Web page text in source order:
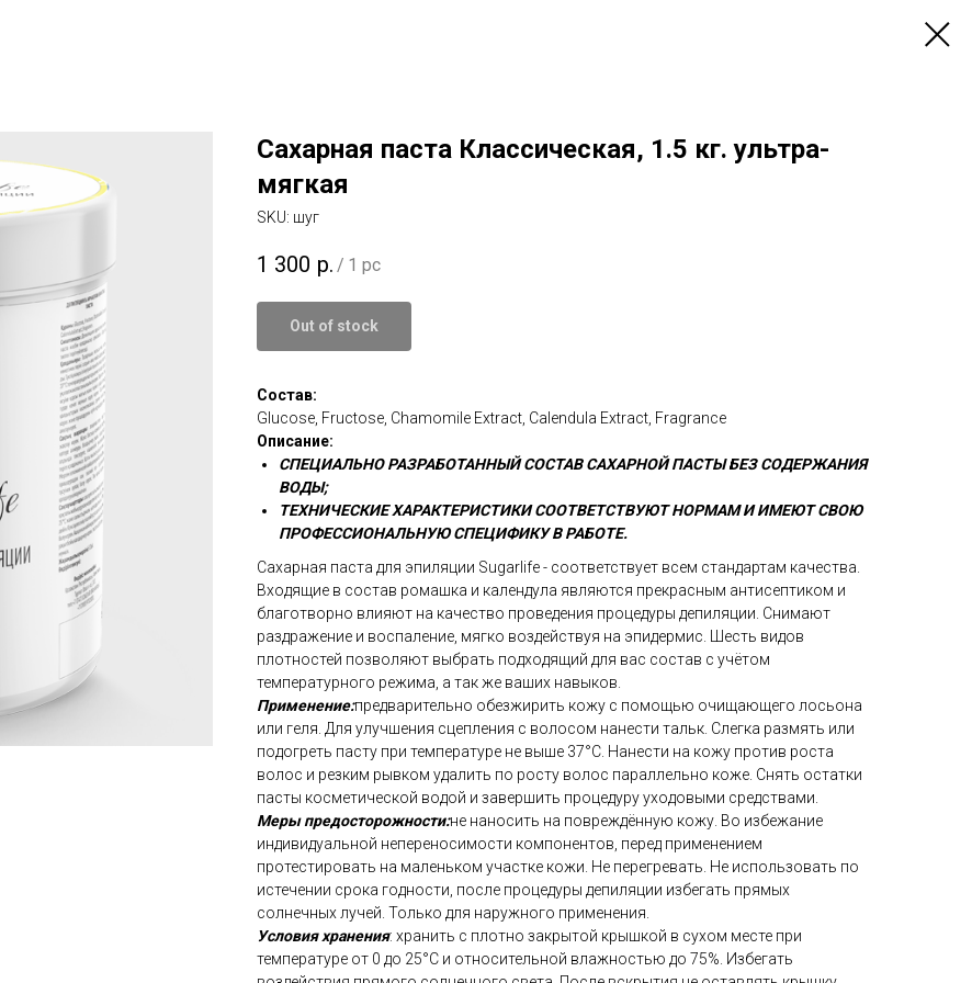
Сахарная паста Классическая, 1.5 кг. ультра-
мягкая
SKU: шуг
1 300 р. / 1 pc
Out of stock
Состав:
Glucose, Fructose, Chamomile Extract, Calendula Extract, Fragrance
Описание:
СПЕЦИАЛЬНО РАЗРАБОТАННЫЙ СОСТАВ САХАРНОЙ ПАСТЫ БЕЗ СОДЕРЖАНИЯ
ВОДЫ;
ТЕХНИЧЕСКИЕ ХАРАКТЕРИСТИКИ СООТВЕТСТВУЮТ НОРМАМ И ИМЕЮТ СВОЮ
ПРОФЕССИОНАЛЬНУЮ СПЕЦИФИКУ В РАБОТЕ.
Сахарная паста для эпиляции Sugarlife - соответствует всем стандартам качества.
Входящие в состав ромашка и календула являются прекрасным антисептиком и
благотворно влияют на качество проведения процедуры депиляции. Снимают
раздражение и воспаление, мягко воздействуя на эпидермис. Шесть видов
плотностей позволяют выбрать подходящий для вас состав с учётом
температурного режима, а так же ваших навыков.
Применение:предварительно обезжирить кожу с помощью очищающего лосьона
или геля. Для улучшения сцепления с волосом нанести тальк. Слегка размять или
подогреть пасту при температуре не выше 37°С. Нанести на кожу против роста
волос и резким рывком удалить по росту волос параллельно коже. Снять остатки
пасты косметической водой и завершить процедуру уходовыми средствами.
Меры предосторожности:не наносить на повреждённую кожу. Во избежание
индивидуальной непереносимости компонентов, перед применением
протестировать на маленьком участке кожи. Не перегревать. Не использовать по
истечении срока годности, после процедуры депиляции избегать прямых
солнечных лучей. Только для наружного применения.
Условия хранения: хранить с плотно закрытой крышкой в сухом месте при
температуре от 0 до 25°С и относительной влажностью до 75%. Избегать